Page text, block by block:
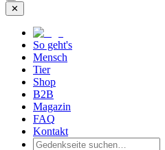
✕
So geht's
Mensch
Tier
Shop
B2B
Magazin
FAQ
Kontakt